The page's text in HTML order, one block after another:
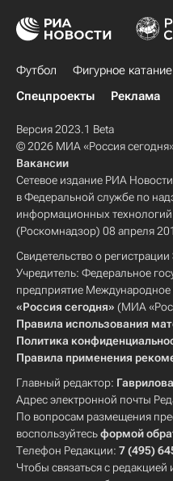
Футбол Фигурное катание
Спецпроекты
Реклама
Версия 2023.1 Beta
© 2026 МИА «Россия
Вакансии
Сетевое издание РИА
в Федеральной службе по
информационных
(Роскомнадзор) 08 апреля
Свидетельство о
Учредитель: Федеральное
предприятие
«Россия сегодня» (МИА
Правила использования
Политика
Правила применения
Главный редактор:
Адрес электронной почты
По вопросам размещения
воспользуйтесьформой
Телефон Редакции: 7 (495)
Чтобы связаться с